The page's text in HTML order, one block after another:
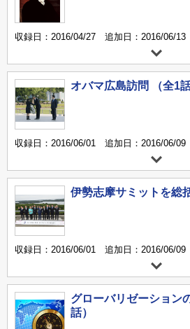
収録日：2016/04/27 追加日：2016/06/13
オバマ広島訪問 （全1話
収録日：2016/06/01 追加日：2016/06/09
伊勢志摩サミットを総
収録日：2016/06/01 追加日：2016/06/09
グローバリゼーション
話）